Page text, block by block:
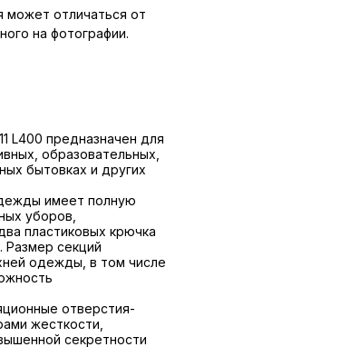
L400 предназначен для
образовательных,
бытовках и других
имеет полную
уборов,
пластиковых крючка
секций
одежды, в том числе
отверстия-
жесткости,
секретности
может отличаться от
на фотографии.